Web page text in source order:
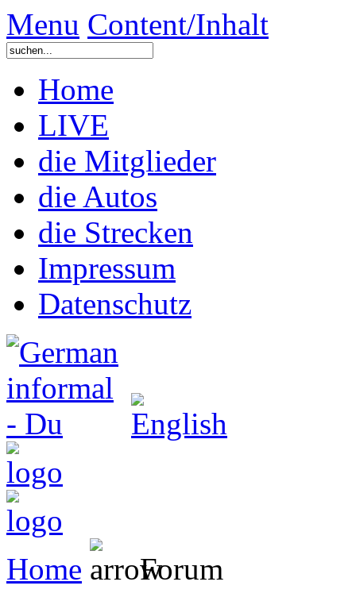
Menu Content/Inhalt
Home
LIVE
die Mitglieder
die Autos
die Strecken
Impressum
Datenschutz
Home Forum